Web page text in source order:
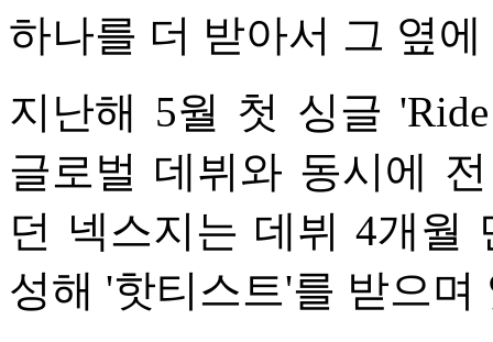
하나를 더 받아서 그 옆
지난해 5월 첫 싱글
글로벌 데뷔와 동시에
던 넥스지는 데뷔 4개월
성해 '핫티스트'를 받으